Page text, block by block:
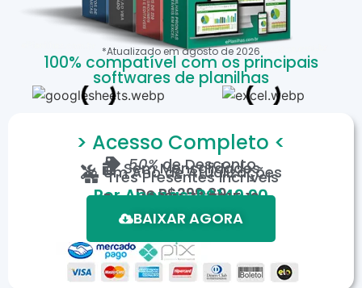
*Atualizado emagostode 2026
100% compatível com os principais
softwares de planilhas
> Acesso Completo <
50%de Desconto
Sem Mensalidades
Um Ano de Atualizações
Três Presentes Incríveis
DeR$299,80
Por Apenas: R$149,90
Em até 12X de R$15,19
*Oferta válida por tempo limitado.
BAIXAR AGORA